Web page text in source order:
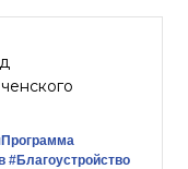
#Благоустройство